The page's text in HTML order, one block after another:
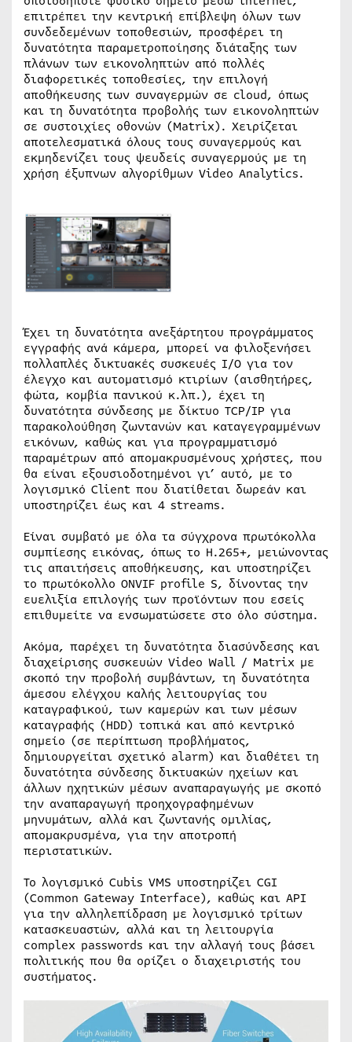
επιτρέπει την κεντρική επίβλεψη όλων των
συνδεδεμένων τοποθεσιών, προσφέρει τη
δυνατότητα παραμετροποίησης διάταξης των
πλάνων των εικονοληπτών από πολλές
διαφορετικές τοποθεσίες, την επιλογή
αποθήκευσης των συναγερμών σε cloud, όπως
και τη δυνατότητα προβολής των εικονοληπτών
σε συστοιχίες οθονών (Matrix). Χειρίζεται
αποτελεσματικά όλους τους συναγερμούς και
εκμηδενίζει τους ψευδείς συναγερμούς με τη
χρήση έξυπνων αλγορίθμων Video Analytics.
Έχει τη δυνατότητα ανεξάρτητου προγράμματος
εγγραφής ανά κάμερα, μπορεί να φιλοξενήσει
πολλαπλές δικτυακές συσκευές I/O για τον
έλεγχο και αυτοματισμό κτιρίων (αισθητήρες,
φώτα, κομβία πανικού κ.λπ.), έχει τη
δυνατότητα σύνδεσης με δίκτυο TCP/IP για
παρακολούθηση ζωντανών και καταγεγραμμένων
εικόνων, καθώς και για προγραμματισμό
παραμέτρων από απομακρυσμένους χρήστες, που
θα είναι εξουσιοδοτημένοι γι’ αυτό, με το
λογισμικό Client που διατίθεται δωρεάν και
υποστηρίζει έως και 4 streams.
Είναι συμβατό με όλα τα σύγχρονα πρωτόκολλα
συμπίεσης εικόνας, όπως το H.265+, μειώνοντας
τις απαιτήσεις αποθήκευσης, και υποστηρίζει
το πρωτόκολλο ONVIF profile S, δίνοντας την
ευελιξία επιλογής των προϊόντων που εσείς
επιθυμείτε να ενσωματώσετε στο όλο σύστημα.
Ακόμα, παρέχει τη δυνατότητα διασύνδεσης και
διαχείρισης συσκευών Video Wall / Matrix με
σκοπό την προβολή συμβάντων, τη δυνατότητα
άμεσου ελέγχου καλής λειτουργίας του
καταγραφικού, των καμερών και των μέσων
καταγραφής (HDD) τοπικά και από κεντρικό
σημείο (σε περίπτωση προβλήματος,
δημιουργείται σχετικό alarm) και διαθέτει τη
δυνατότητα σύνδεσης δικτυακών ηχείων και
άλλων ηχητικών μέσων αναπαραγωγής με σκοπό
την αναπαραγωγή προηχογραφημένων
μηνυμάτων, αλλά και ζωντανής ομιλίας,
απομακρυσμένα, για την αποτροπή
περιστατικών.
Το λογισμικό Cubis VMS υποστηρίζει CGI
(Common Gateway Interface), καθώς και API
για την αλληλεπίδραση με λογισμικό τρίτων
κατασκευαστών, αλλά και τη λειτουργία
complex passwords και την αλλαγή τους βάσει
πολιτικής που θα ορίζει ο διαχειριστής του
συστήματος.